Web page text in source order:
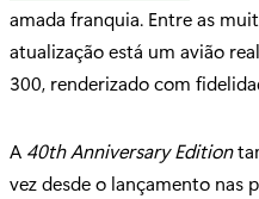
amada franquia. Entre as
atualização está um avião
300, renderizado com
A 40th Anniversary Edition
vez desde o lançamento nas